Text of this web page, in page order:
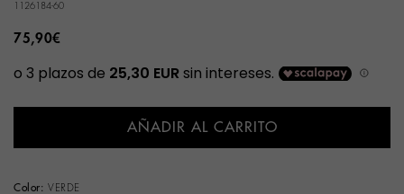
1126184-60
75,90€
AÑADIR AL CARRITO
Color: VERDE